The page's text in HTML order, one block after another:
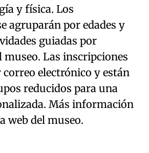
y física. Los
agruparán por edades y
guiadas por
museo. Las inscripciones
correo electrónico y están
reducidos para una
Más información
web del museo.